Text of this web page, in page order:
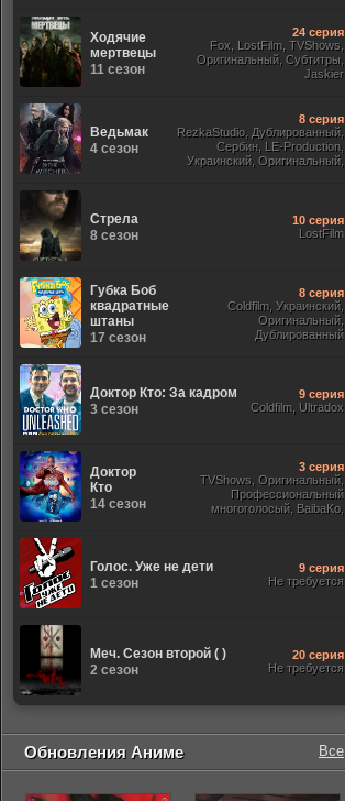
Ходячие
мертвецы
11 сезон
24 серия
Fox, LostFilm, TVShows,
Оригинальный, Субтитры,
Jaskier
Ведьмак
4 сезон
8 серия
RezkaStudio, Дублированный,
Сербин, LE-Production,
Украинский, Оригинальный,
Стрела
8 сезон
10 серия
LostFilm
Губка Боб
квадратные
штаны
17 сезон
8 серия
Coldfilm, Украинский,
Оригинальный,
Дублированный
Доктор Кто: За кадром
3 сезон
9 серия
Coldfilm, Ultradox
Доктор
Кто
14 сезон
3 серия
TVShows, Оригинальный,
Профессиональный
многоголосый, BaibaKo,
Голос. Уже не дети
1 сезон
9 серия
Не требуется
Меч. Сезон второй ( )
2 сезон
20 серия
Не требуется
Обновления Аниме Все